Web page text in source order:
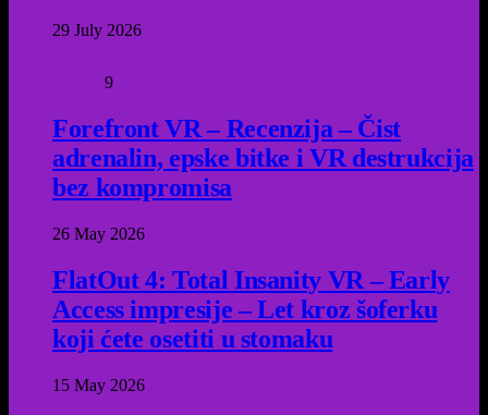
29 July 2026
9
Forefront VR – Recenzija – Čist
adrenalin, epske bitke i VR destrukcija
bez kompromisa
26 May 2026
FlatOut 4: Total Insanity VR – Early
Access impresije – Let kroz šoferku
koji ćete osetiti u stomaku
15 May 2026